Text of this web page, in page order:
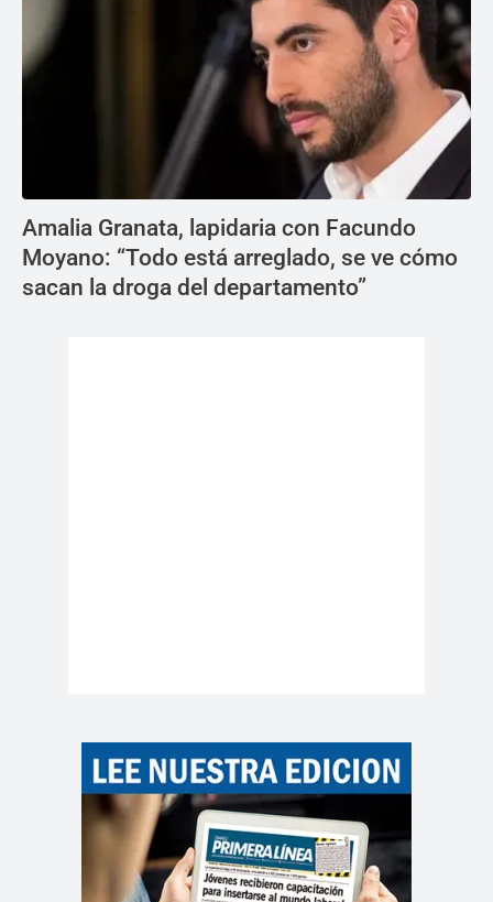
Amalia Granata, lapidaria con Facundo
Moyano: “Todo está arreglado, se ve cómo
sacan la droga del departamento”